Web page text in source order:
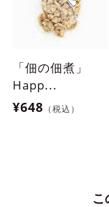
「佃の佃煮」
Happ...
¥648 （税込）